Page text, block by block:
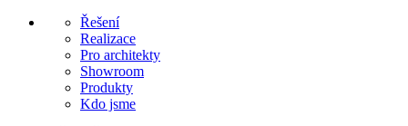
Řešení
Realizace
Pro architekty
Showroom
Produkty
Kdo jsme